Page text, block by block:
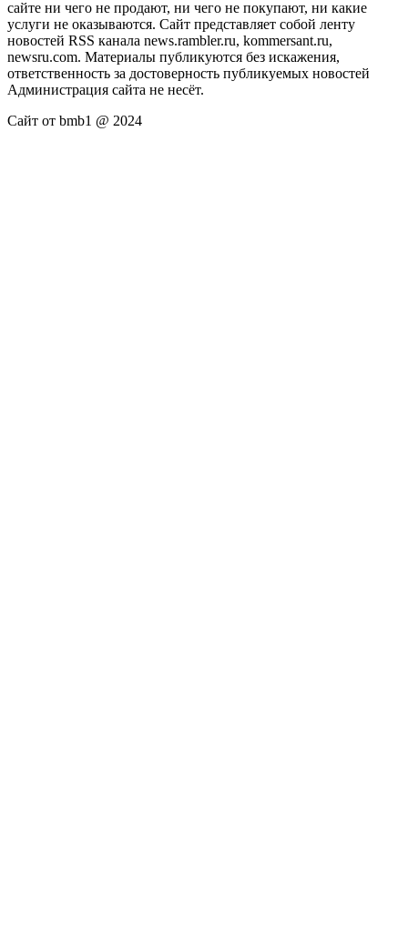
сайте ни чего не продают, ни чего не покупают, ни какие
услуги не оказываются. Сайт представляет собой ленту
новостей RSS канала news.rambler.ru, kommersant.ru,
newsru.com. Материалы публикуются без искажения,
ответственность за достоверность публикуемых новостей
Администрация сайта не несёт.
Сайт от bmb1 @ 2024